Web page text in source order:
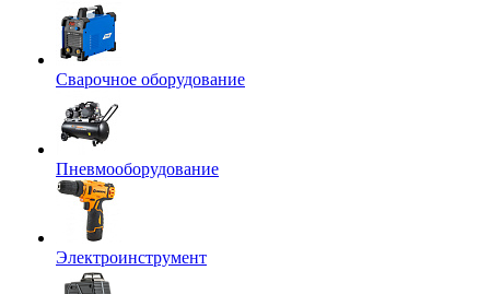
Сварочное оборудование
Пневмооборудование
Электроинструмент